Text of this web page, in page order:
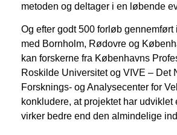
metoden og deltager i en løbende
Og efter godt 500 forløb gennemført
med Bornholm, Rødovre og
kan forskerne fra Københavns
Roskilde Universitet og VIVE – Det
Forsknings- og Analysecenter for
konkludere, at projektet har udviklet
virker bedre end den almindelige